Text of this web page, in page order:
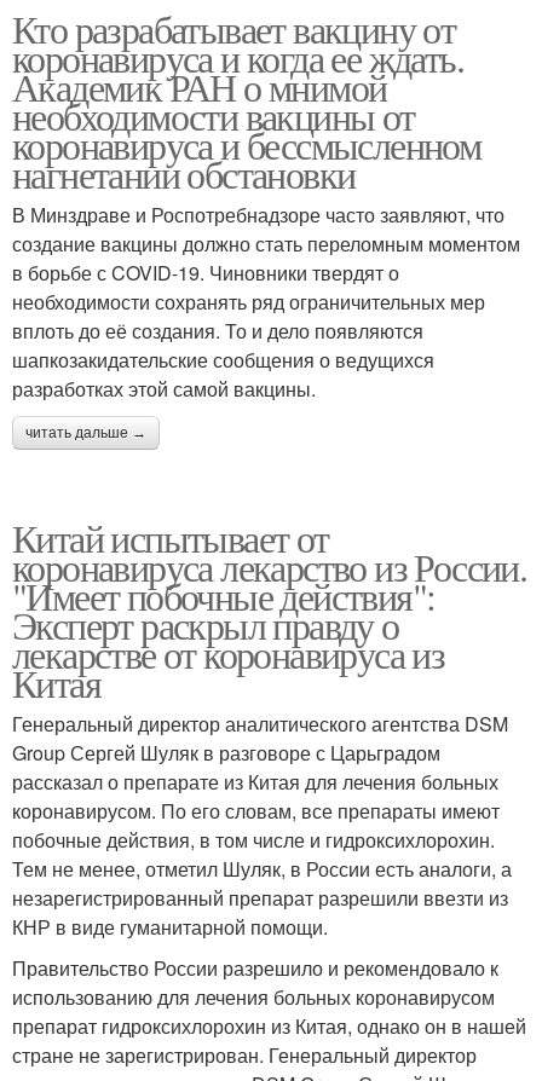
Кто разрабатывает вакцину от
коронавируса и когда ее ждать.
Академик РАН о мнимой
необходимости вакцины от
коронавируса и бессмысленном
нагнетании обстановки
В Минздраве и Роспотребнадзоре часто заявляют, что
создание вакцины должно стать переломным моментом
в борьбе с COVID-19. Чиновники твердят о
необходимости сохранять ряд ограничительных мер
вплоть до её создания. То и дело появляются
шапкозакидательские сообщения о ведущихся
разработках этой самой вакцины.
читать дальше →
Китай испытывает от
коронавируса лекарство из России.
"Имеет побочные действия":
Эксперт раскрыл правду о
лекарстве от коронавируса из
Китая
Генеральный директор аналитического агентства DSM
Group Сергей Шуляк в разговоре с Царьградом
рассказал о препарате из Китая для лечения больных
коронавирусом. По его словам, все препараты имеют
побочные действия, в том числе и гидроксихлорохин.
Тем не менее, отметил Шуляк, в России есть аналоги, а
незарегистрированный препарат разрешили ввезти из
КНР в виде гуманитарной помощи.
Правительство России разрешило и рекомендовало к
использованию для лечения больных коронавирусом
препарат гидроксихлорохин из Китая, однако он в нашей
стране не зарегистрирован. Генеральный директор